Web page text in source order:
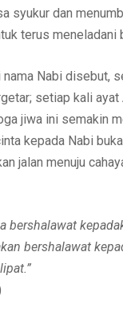
syukur dan
terus meneladani
Nabi disebut,
setiap kali ayat
jiwa ini semakin
kepada Nabi
jalan menuju
bershalawat
bershalawat